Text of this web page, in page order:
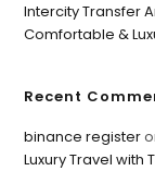
Intercity Transfer
Comfortable &
Recent
binance register
Luxury Travel